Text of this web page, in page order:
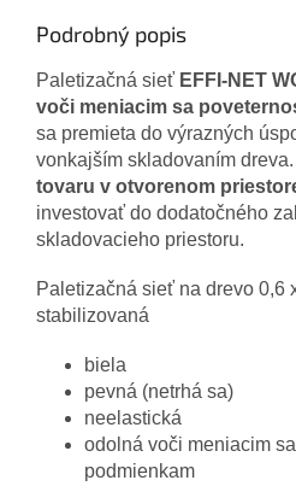
Podrobný popis
Paletizačná sieť EFFI‑NET
voči meniacim sa
sa premieta do výrazných
vonkajším skladovaním
tovaru v otvorenom
investovať do dodatočného
skladovacieho priestoru.
Paletizačná sieť na drevo 0,6
stabilizovaná
biela
pevná (netrhá sa)
neelastická
odolná voči meniacim
podmienkam